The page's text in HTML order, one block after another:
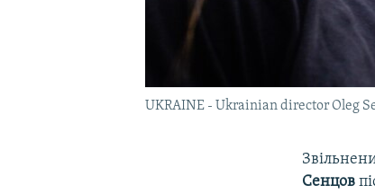
UKRAINE - Ukrainian director Oleg
Сенцов